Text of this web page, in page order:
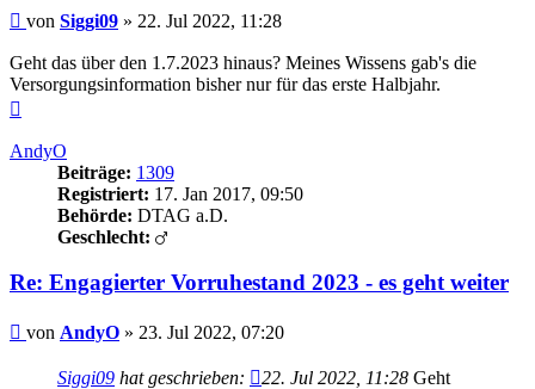
Beitrag
von Siggi09 » 22. Jul 2022, 11:28
Geht das über den 1.7.2023 hinaus? Meines Wissens gab's die
Versorgungsinformation bisher nur für das erste Halbjahr.
AndyO
Beiträge: 1309
Registriert: 17. Jan 2017, 09:50
Behörde: DTAG a.D.
Geschlecht:
Re: Engagierter Vorruhestand 2023 - es geht weiter
Beitrag
von AndyO » 23. Jul 2022, 07:20
Siggi09 hat geschrieben: 22. Jul 2022, 11:28 Geht